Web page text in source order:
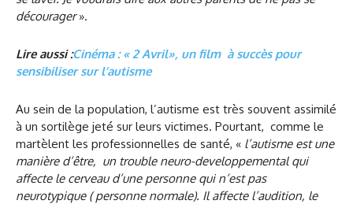
décourager».
Lire aussi :Cinéma : « 2 Avril», un film à succès pour
sensibiliser sur l’autisme
Au sein de la population, l’autisme est très souvent assimilé
à un sortilège jeté sur leurs victimes. Pourtant, comme le
martèlent les professionnelles de santé, « l’autisme est une
manière d’être, un trouble neuro-developpemental qui
affecte le cerveau d’une personne qui n’est pas
neurotypique ( personne normale). Il affecte l’audition, le